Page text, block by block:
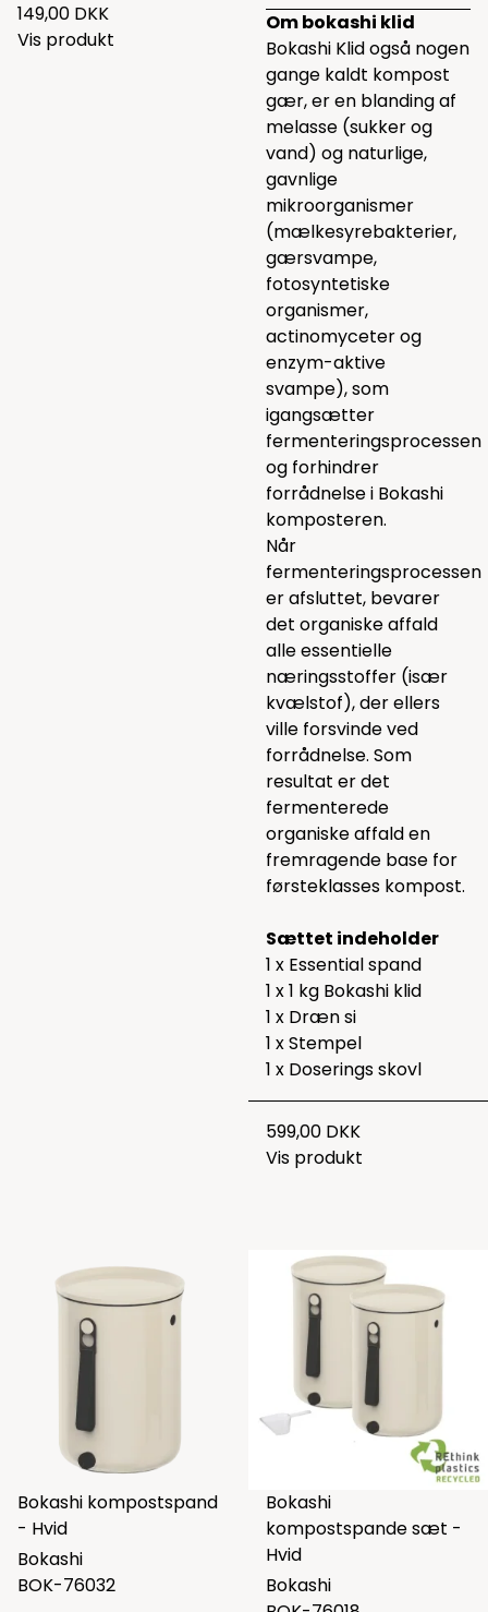
149,00 DKK
Vis produkt
Om bokashi klid
Bokashi Klid også nogen
gange kaldt kompost
gær, er en blanding af
melasse (sukker og
vand) og naturlige,
gavnlige
mikroorganismer
(mælkesyrebakterier,
gærsvampe,
fotosyntetiske
organismer,
actinomyceter og
enzym-aktive
svampe), som
igangsætter
fermenteringsprocessen
og forhindrer
forrådnelse i Bokashi
komposteren.
Når
fermenteringsprocessen
er afsluttet, bevarer
det organiske affald
alle essentielle
næringsstoffer (især
kvælstof), der ellers
ville forsvinde ved
forrådnelse. Som
resultat er det
fermenterede
organiske affald en
fremragende base for
førsteklasses kompost.
Sættet indeholder
1 x Essential spand
1 x 1 kg Bokashi klid
1 x Dræn si
1 x Stempel
1 x Doserings skovl
599,00 DKK
Vis produkt
Bokashi kompostspand
- Hvid
Bokashi
BOK-76032
Bokashi
kompostspande sæt -
Hvid
Bokashi